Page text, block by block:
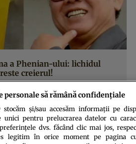
a Phenian-ului: lichidul
creierul!
personale să rămână confidențiale
stocăm și/sau accesăm informații pe
pentru prelucrarea datelor cu
dvs. făcând clic mai jos,
legitim în orice moment pe pagina